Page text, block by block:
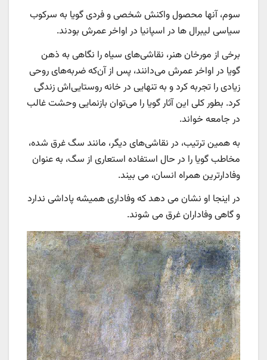
سوم، آنها محصول واکنش شخصی و فردی گویا به سرکوب
سیاسی لیبرال ها در اسپانیا در اواخر عمرش بودند.
برخی از مورخان هنر، نقاشی‌های سیاه را نگاهی به ذهن
گویا در اواخر عمرش می‌دانند، پس از آن‌که ضربه‌های روحی
زیادی را تجربه کرد و به تنهایی در خانه روستایی‌اش زندگی
کرد. بطور کلی این آثار گویا را می‌توان بازنمایی وحشت غالب
در جامعه خواند.
به همین ترتیب، در نقاشی‌های دیگر، مانند سگ غرق شده،
مخاطب گویا را در حال استفاده استعاری از سگ، به عنوان
وفادارترین همراه انسان، می بیند.
در اینجا او نشان می دهد که وفاداری همیشه پاداشی ندارد
و گاهی وفاداران غرق می شوند.